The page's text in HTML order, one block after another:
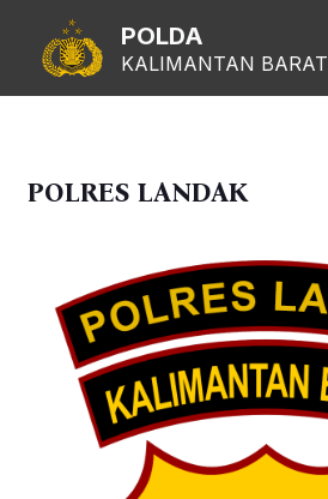
POLDA
KALIMANTAN BARAT
POLRES LANDAK